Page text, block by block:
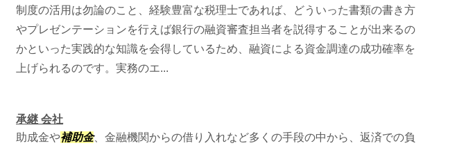
制度の活用は勿論のこと、経験豊富な税理士であれば、どういった書類の書き方
やプレゼンテーションを行えば銀行の融資審査担当者を説得することが出来るの
かといった実践的な知識を会得しているため、融資による資金調達の成功確率を
上げられるのです。実務のエ...
承継 会社
助成金や補助金、金融機関からの借り入れなど多くの手段の中から、返済での負